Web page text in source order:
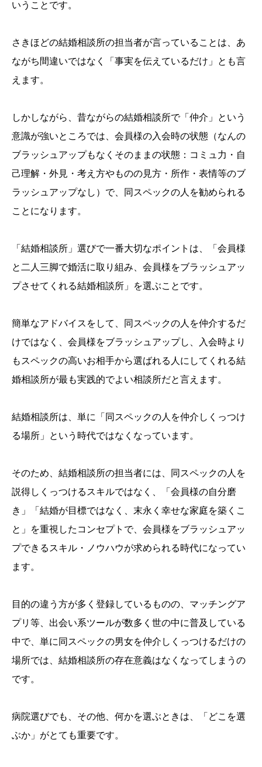
いうことです。
さきほどの結婚相談所の担当者が言っていることは、あ
ながち間違いではなく「事実を伝えているだけ」とも言
えます。
しかしながら、昔ながらの結婚相談所で「仲介」という
意識が強いところでは、会員様の入会時の状態（なんの
ブラッシュアップもなくそのままの状態：コミュ力・自
己理解・外見・考え方やものの見方・所作・表情等のブ
ラッシュアップなし）で、同スペックの人を勧められる
ことになります。
「結婚相談所」選びで一番大切なポイントは、「会員様
と二人三脚で婚活に取り組み、会員様をブラッシュアッ
プさせてくれる結婚相談所」を選ぶことです。
簡単なアドバイスをして、同スペックの人を仲介するだ
けではなく、会員様をブラッシュアップし、入会時より
もスペックの高いお相手から選ばれる人にしてくれる結
婚相談所が最も実践的でよい相談所だと言えます。
結婚相談所は、単に「同スペックの人を仲介しくっつけ
る場所」という時代ではなくなっています。
そのため、結婚相談所の担当者には、同スペックの人を
説得しくっつけるスキルではなく、「会員様の自分磨
き」「結婚が目標ではなく、末永く幸せな家庭を築くこ
と」を重視したコンセプトで、会員様をブラッシュアッ
プできるスキル・ノウハウが求められる時代になってい
ます。
目的の違う方が多く登録しているものの、マッチングア
プリ等、出会い系ツールが数多く世の中に普及している
中で、単に同スペックの男女を仲介しくっつけるだけの
場所では、結婚相談所の存在意義はなくなってしまうの
です。
病院選びでも、その他、何かを選ぶときは、「どこを選
ぶか」がとても重要です。